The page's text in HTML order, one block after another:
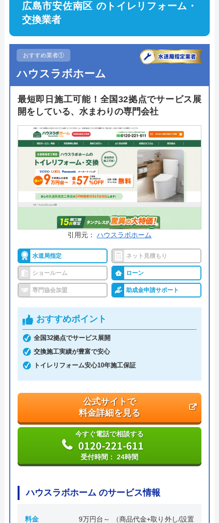
広島市安佐南区 のトイレリフォーム・
交換業者
おすすめ業者①
ハウスラボホーム
最短即日施工可能！全国32拠点でサービス展
開をしている、水まわりの専門会社
引用元： ハウスラボホーム
水道局指定 ネット見積もり
ショールーム ローン
専門協会加盟 助成金申請サポート
おすすめポイント
全国32拠点でサービス展開
交換施工実績が豊富で安心
トイレリフォーム安心10年施工保証
公式サイトで
料金詳細を見る
今すぐ電話で相談する
0120-221-611
受付時間： 24時間
ハウスラボホーム のサービス情報
料金
9万円台～ （商品代金+取り外し/設置